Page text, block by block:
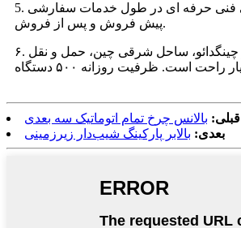
5. خدمات: پشتیبانی فنی حرفه ای در طول خدمات سفارشی
پیش فروش و پس از فروش.
۶. کارخانه: واقع در چینگدائو، ساحل شرقی چین، حمل و نقل
قبلی: بالانس چرخ تمام اتوماتیک سه بعدی
بعدی: بالابر پارکینگ شیب‌دار زیرزمینی